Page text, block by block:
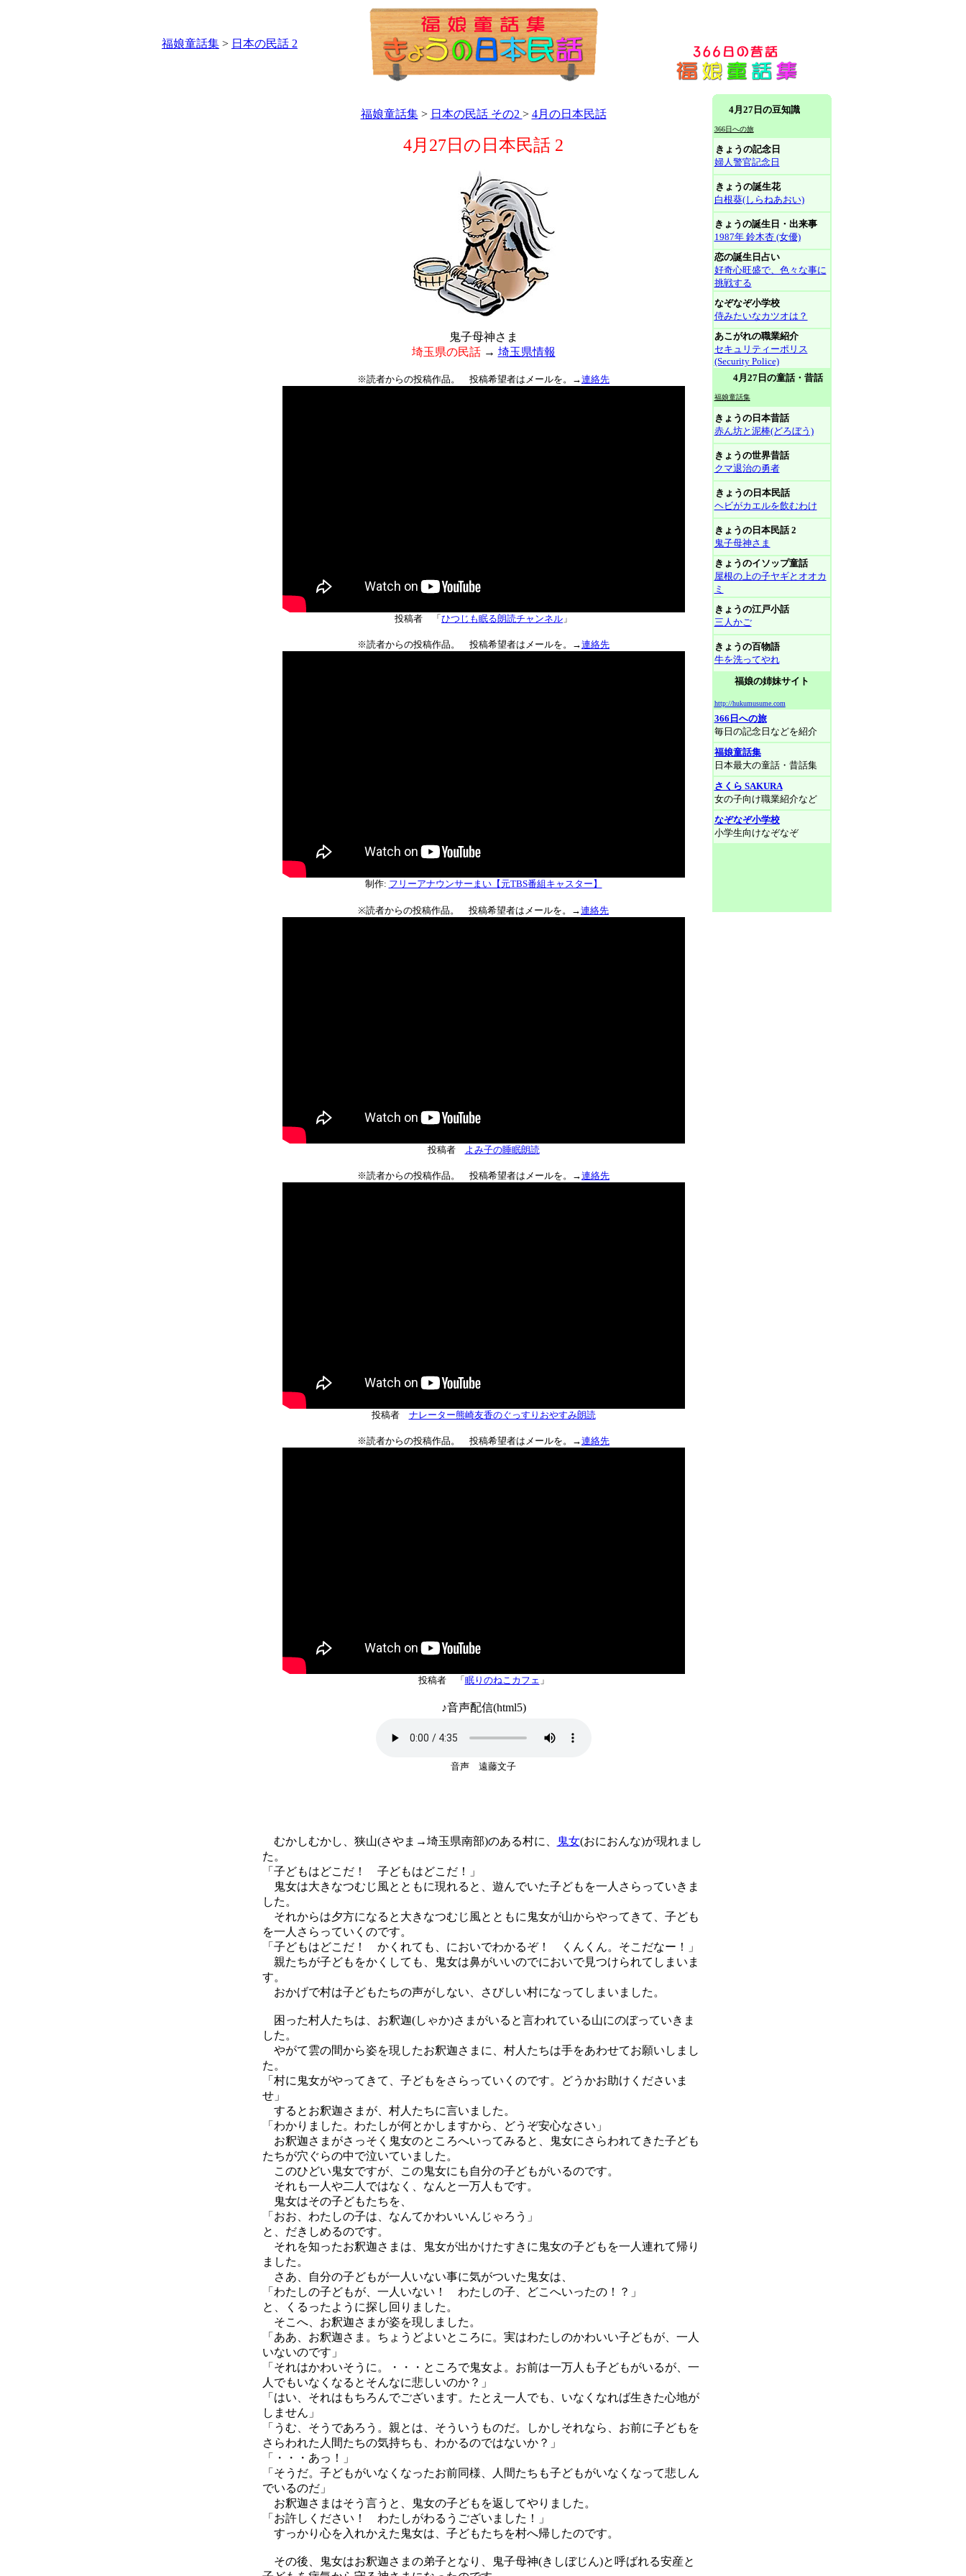
福娘童話集 > 日本の民話 2
福娘童話集> 日本の民話 その2 > 4月の日本民話
4月27日の日本民話 2
鬼子母神さま
埼玉県の民話→ 埼玉県情報
※読者からの投稿作品。 投稿希望者はメールを。→連絡先
投稿者 「 ひつじも眠る朗読チャンネル 」
※読者からの投稿作品。 投稿希望者はメールを。→連絡先
制作: フリーアナウンサーまい【元TBS番組キャスター】
※読者からの投稿作品。 投稿希望者はメールを。→連絡先
投稿者 よみ子の睡眠朗読
※読者からの投稿作品。 投稿希望者はメールを。→連絡先
投稿者 ナレーター熊崎友香のぐっすりおやすみ朗読
※読者からの投稿作品。 投稿希望者はメールを。→連絡先
投稿者 「 眠りのねこカフェ 」
♪音声配信(html5)
音声 遠藤文子
むかしむかし、狭山(さやま→埼玉県南部)のある村に、 鬼女(おにおんな)が現れまし
た。
「子どもはどこだ！ 子どもはどこだ！」
鬼女は大きなつむじ風とともに現れると、遊んでいた子どもを一人さらっていきま
した。
それからは夕方になると大きなつむじ風とともに鬼女が山からやってきて、子ども
を一人さらっていくのです。
「子どもはどこだ！ かくれても、においでわかるぞ！ くんくん。そこだなー！」
親たちが子どもをかくしても、鬼女は鼻がいいのでにおいで見つけられてしまいま
す。
おかげで村は子どもたちの声がしない、さびしい村になってしまいました。
困った村人たちは、お釈迦(しゃか)さまがいると言われている山にのぼっていきま
した。
やがて雲の間から姿を現したお釈迦さまに、村人たちは手をあわせてお願いしまし
た。
「村に鬼女がやってきて、子どもをさらっていくのです。どうかお助けくださいま
せ」
するとお釈迦さまが、村人たちに言いました。
「わかりました。わたしが何とかしますから、どうぞ安心なさい」
お釈迦さまがさっそく鬼女のところへいってみると、鬼女にさらわれてきた子ども
たちが穴ぐらの中で泣いていました。
このひどい鬼女ですが、この鬼女にも自分の子どもがいるのです。
それも一人や二人ではなく、なんと一万人もです。
鬼女はその子どもたちを、
「おお、わたしの子は、なんてかわいいんじゃろう」
と、だきしめるのです。
それを知ったお釈迦さまは、鬼女が出かけたすきに鬼女の子どもを一人連れて帰り
ました。
さあ、自分の子どもが一人いない事に気がついた鬼女は、
「わたしの子どもが、一人いない！ わたしの子、どこへいったの！？」
と、くるったように探し回りました。
そこへ、お釈迦さまが姿を現しました。
「ああ、お釈迦さま。ちょうどよいところに。実はわたしのかわいい子どもが、一人
いないのです」
「それはかわいそうに。・・・ところで鬼女よ。お前は一万人も子どもがいるが、一
人でもいなくなるとそんなに悲しいのか？」
「はい、それはもちろんでございます。たとえ一人でも、いなくなれば生きた心地が
しません」
「うむ、そうであろう。親とは、そういうものだ。しかしそれなら、お前に子どもを
さらわれた人間たちの気持ちも、わかるのではないか？」
「・・・あっ！」
「そうだ。子どもがいなくなったお前同様、人間たちも子どもがいなくなって悲しん
でいるのだ」
お釈迦さまはそう言うと、鬼女の子どもを返してやりました。
「お許しください！ わたしがわるうございました！」
すっかり心を入れかえた鬼女は、子どもたちを村へ帰したのです。
その後、鬼女はお釈迦さまの弟子となり、鬼子母神(きしぼじん)と呼ばれる安産と
4月27日の豆知識
366日への旅
きょうの記念日
婦人警官記念日
きょうの誕生花
白根葵(しらねあおい)
きょうの誕生日・出来事
1987年 鈴木杏 (女優)
恋の誕生日占い
好奇心旺盛で、色々な事に
挑戦する
なぞなぞ小学校
侍みたいなカツオは？
あこがれの職業紹介
セキュリティーポリス
(Security Police)
4月27日の童話・昔話
福娘童話集
きょうの日本昔話
赤ん坊と泥棒(どろぼう)
きょうの世界昔話
クマ退治の勇者
きょうの日本民話
ヘビがカエルを飲むわけ
きょうの日本民話 2
鬼子母神さま
きょうのイソップ童話
屋根の上の子ヤギとオオカ
ミ
きょうの江戸小話
三人かご
きょうの百物語
牛を洗ってやれ
福娘の姉妹サイト
http://hukumusume.com
366日への旅
毎日の記念日などを紹介
福娘童話集
日本最大の童話・昔話集
さくら SAKURA
女の子向け職業紹介など
なぞなぞ小学校
小学生向けなぞなぞ